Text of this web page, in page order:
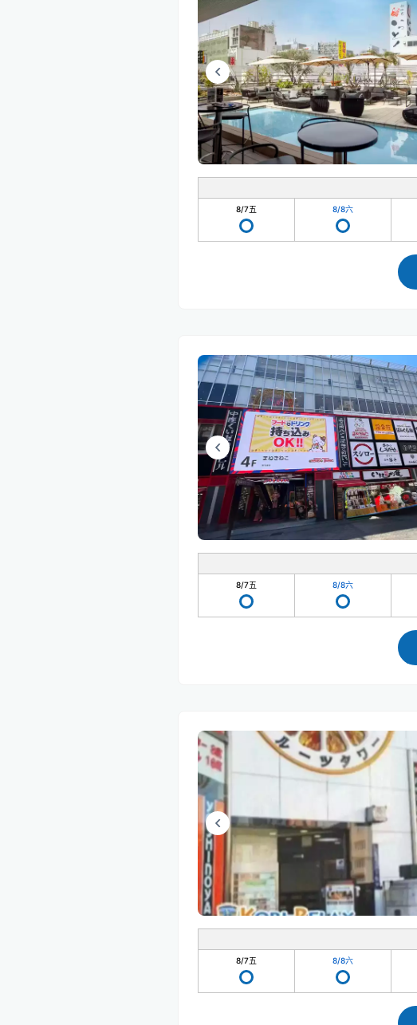
8/7五 8/8六
8/7五 8/8六
8/7五 8/8六